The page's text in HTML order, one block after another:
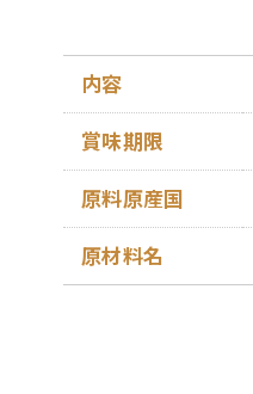
内容
賞味期限
原料原産国
原材料名